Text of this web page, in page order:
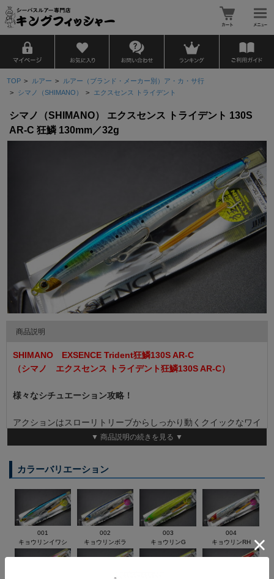
TOP > ルアー > ルアー（ブランド・メーカー別）ア・カ・サ行
> シマノ（SHIMANO） > エクスセンス トライデント
シマノ（SHIMANO） エクスセンス トライデント 130S
AR-C 狂鱗 130mm／32g
商品説明
SHIMANO EXSENCE Trident狂鱗130S AR-C
（シマノ エクスセンス トライデント狂鱗130S AR-C）
様々なシチュエーション攻略！
アクションはスローリトリーブからしっかり動くクイックなワイ
ドロール設定。 フォールは小刻みなフォーリングバイブレーシ
ョンで喰わせの間を演出します。
ーンまで対応する、 今までになかった驚異の飛距離の激浅シン
キングペンシルです。
■サイズ 130mm／32g ■流速スペック 47cm／秒～ ■沈降速度
61cm/秒 ■飛距離 95m ■S（シンキング）
▼ 商品説明の続きを見る ▼
カラーバリエーション
001
キョウリンイワシ
002
キョウリンボラ
003
キョウリンG
004
キョウリンRH